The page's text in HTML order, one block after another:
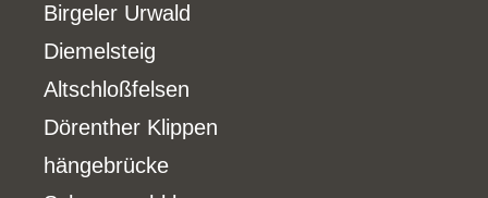
Birgeler Urwald
Diemelsteig
Altschloßfelsen
Dörenther Klippen
hängebrücke